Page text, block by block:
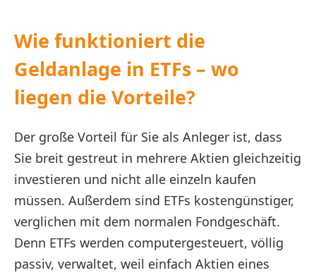
Wie funktioniert die
Geldanlage in ETFs – wo
liegen die Vorteile?
Der große Vorteil für Sie als Anleger ist, dass
Sie breit gestreut in mehrere Aktien gleichzeitig
investieren und nicht alle einzeln kaufen
müssen. Außerdem sind ETFs kostengünstiger,
verglichen mit dem normalen Fondgeschäft.
Denn ETFs werden computergesteuert, völlig
passiv, verwaltet, weil einfach Aktien eines